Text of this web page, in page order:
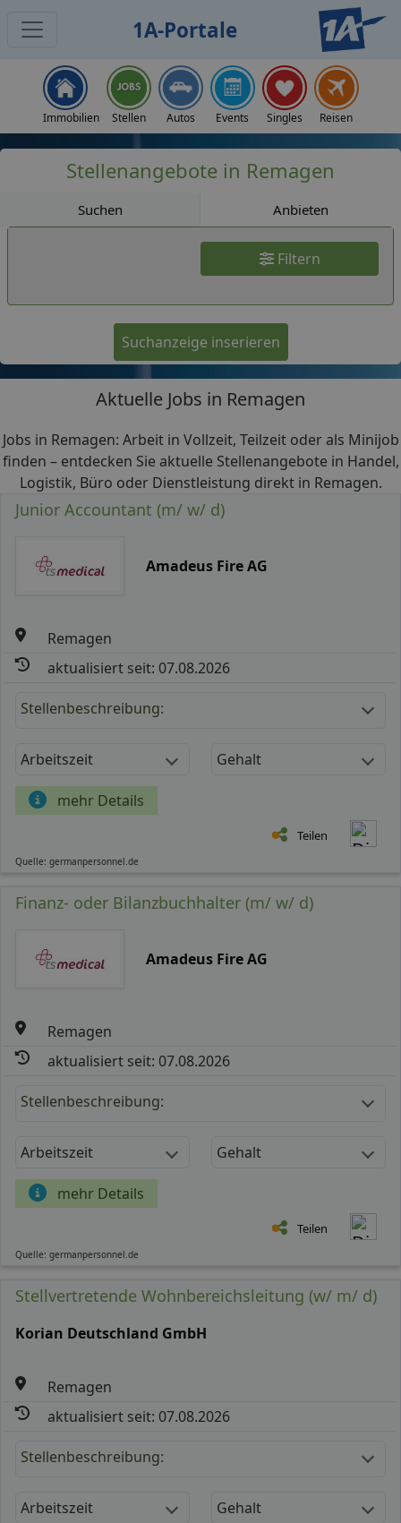
1A-Portale
Immobilien Stellen Autos Events Singles Reisen
Stellenangebote in Remagen
Suchen Anbieten
Filtern
Suchanzeige inserieren
Aktuelle Jobs in Remagen
Jobs in Remagen: Arbeit in Vollzeit, Teilzeit oder als Minijob
finden – entdecken Sie aktuelle Stellenangebote in Handel,
Logistik, Büro oder Dienstleistung direkt in Remagen.
Junior Accountant (m/ w/ d)
Amadeus Fire AG
Remagen
aktualisiert seit: 07.08.2026
Stellenbeschreibung:
Arbeitszeit Gehalt
mehr Details
Teilen
Quelle: germanpersonnel.de
Finanz- oder Bilanzbuchhalter (m/ w/ d)
Amadeus Fire AG
Remagen
aktualisiert seit: 07.08.2026
Stellenbeschreibung:
Arbeitszeit Gehalt
mehr Details
Teilen
Quelle: germanpersonnel.de
Stellvertretende Wohnbereichsleitung (w/ m/ d)
Korian Deutschland GmbH
Remagen
aktualisiert seit: 07.08.2026
Stellenbeschreibung:
Arbeitszeit Gehalt